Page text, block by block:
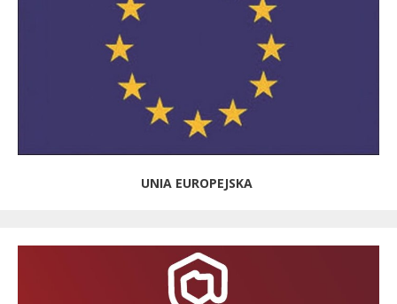
UNIA EUROPEJSKA